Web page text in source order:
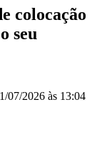
Bairro
Jardim
Jardim
colocação
seu
07/2026 às 13:04